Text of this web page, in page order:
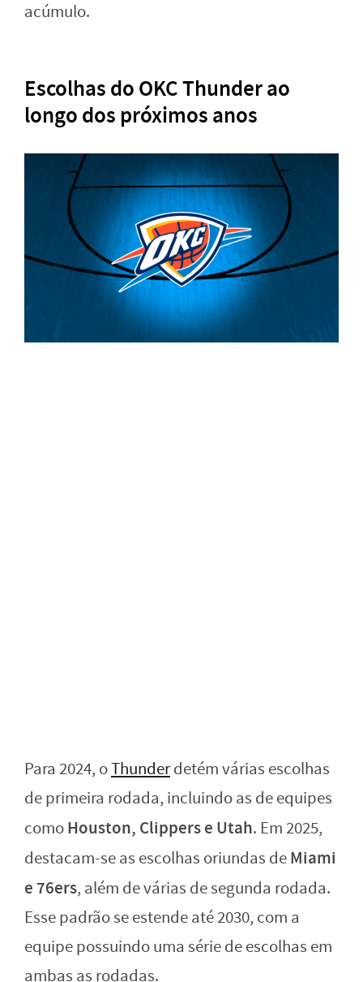
acúmulo.
Escolhas do OKC Thunder ao
longo dos próximos anos
Para 2024, oThunderdetém várias escolhas
de primeira rodada, incluindo as de equipes
comoHouston, Clippers e Utah. Em 2025,
destacam-se as escolhas oriundas deMiami
e 76ers, além de várias de segunda rodada.
Esse padrão se estende até 2030, com a
equipe possuindo uma série de escolhas em
ambas as rodadas.